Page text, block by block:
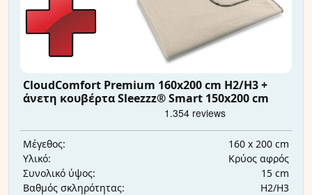
CloudComfort Premium 160x200 cm H2/H3 +
άνετη κουβέρτα Sleezzz® Smart 150x200 cm
Μέγεθος:
160 x 200 cm
Υλικό:
Κρύος αφρός
Συνολικό ύψος:
15 cm
Βαθμός σκληρότητας:
H2/H3